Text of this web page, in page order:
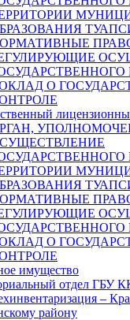
О
О
имущество
отдел ГБУ
–
району